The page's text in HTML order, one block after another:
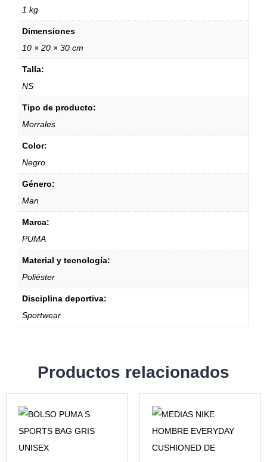
1 kg
Dimensiones
10 × 20 × 30 cm
Talla:
NS
Tipo de producto:
Morrales
Color:
Negro
Género:
Man
Marca:
PUMA
Material y tecnología:
Poliéster
Disciplina deportiva:
Sportwear
Productos relacionados